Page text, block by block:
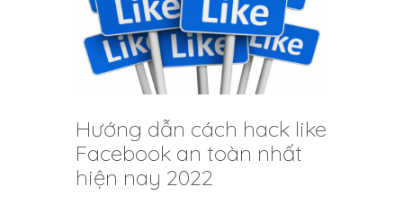
Hướng dẫn cách hack like
Facebook an toàn nhất
hiện nay 2022